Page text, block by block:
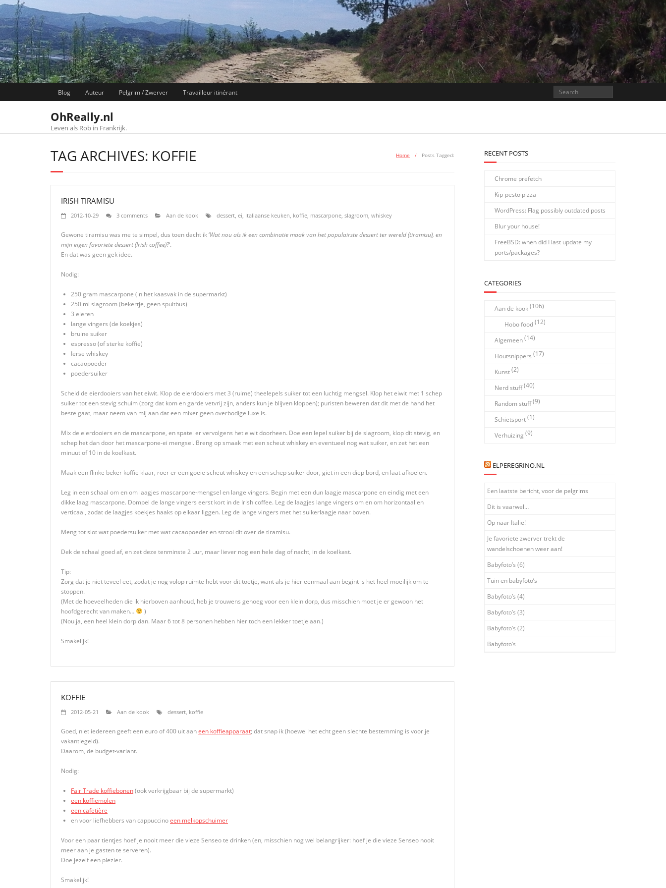
Skip
to
content
Blog Auteur Pelgrim / Zwerver Travailleur itinérant
OhReally.nl
Leven als Rob in Frankrijk.
TAG ARCHIVES: KOFFIE Home / Posts Tagged:
IRISH TIRAMISU
2012-10-29 3 comments Aan de kook dessert, ei, Italiaanse keuken, koffie, mascarpone, slagroom, whiskey
Gewone tiramisu was me te simpel, dus toen dacht ik ‘Wat nou als ik een combinatie maak van het populairste dessert ter wereld (tiramisu), en
mijn eigen favoriete dessert (Irish coffee)?‘.
En dat was geen gek idee.
Nodig:
250 gram mascarpone (in het kaasvak in de supermarkt)
250 ml slagroom (bekertje, geen spuitbus)
3 eieren
lange vingers (de koekjes)
bruine suiker
espresso (of sterke koffie)
Ierse whiskey
cacaopoeder
poedersuiker
Scheid de eierdooiers van het eiwit. Klop de eierdooiers met 3 (ruime) theelepels suiker tot een luchtig mengsel. Klop het eiwit met 1 schep
suiker tot een stevig schuim (zorg dat kom en garde vetvrij zijn, anders kun je blijven kloppen); puristen beweren dat dit met de hand het
beste gaat, maar neem van mij aan dat een mixer geen overbodige luxe is.
Mix de eierdooiers en de mascarpone, en spatel er vervolgens het eiwit doorheen. Doe een lepel suiker bij de slagroom, klop dit stevig, en
schep het dan door het mascarpone-ei mengsel. Breng op smaak met een scheut whiskey en eventueel nog wat suiker, en zet het een
minuut of 10 in de koelkast.
Maak een flinke beker koffie klaar, roer er een goeie scheut whiskey en een schep suiker door, giet in een diep bord, en laat afkoelen.
Leg in een schaal om en om laagjes mascarpone-mengsel en lange vingers. Begin met een dun laagje mascarpone en eindig met een
dikke laag mascarpone. Dompel de lange vingers eerst kort in de Irish coffee. Leg de laagjes lange vingers om en om horizontaal en
verticaal, zodat de laagjes koekjes haaks op elkaar liggen. Leg de lange vingers met het suikerlaagje naar boven.
Meng tot slot wat poedersuiker met wat cacaopoeder en strooi dit over de tiramisu.
Dek de schaal goed af, en zet deze tenminste 2 uur, maar liever nog een hele dag of nacht, in de koelkast.
Tip:
Zorg dat je niet teveel eet, zodat je nog volop ruimte hebt voor dit toetje, want als je hier eenmaal aan begint is het heel moeilijk om te
stoppen.
(Met de hoeveelheden die ik hierboven aanhoud, heb je trouwens genoeg voor een klein dorp, dus misschien moet je er gewoon het
hoofdgerecht van maken…
)
(Nou ja, een heel klein dorp dan. Maar 6 tot 8 personen hebben hier toch een lekker toetje aan.)
Smakelijk!
KOFFIE
2012-05-21 Aan de kook dessert, koffie
Goed, niet iedereen geeft een euro of 400 uit aaneen koffieapparaat; dat snap ik (hoewel het echt geen slechte bestemming is voor je
vakantiegeld).
Daarom, de budget-variant.
Nodig:
Fair Trade koffiebonen(ook verkrijgbaar bij de supermarkt)
een koffiemolen
een cafetière
en voor liefhebbers van cappuccinoeen melkopschuimer
Voor een paar tientjes hoef je nooit meer die vieze Senseo te drinken (en, misschien nog wel belangrijker: hoef je die vieze Senseo nooit
meer aan je gasten te serveren).
Doe jezelf een plezier.
Smakelijk!
RECENT POSTS
Chrome prefetch
Kip-pesto pizza
WordPress: Flag possibly outdated posts
Blur your house!
FreeBSD: when did I last update my
ports/packages?
CATEGORIES
Aan de kook(106)
Hobo food(12)
Algemeen(14)
Houtsnippers (17)
Kunst(2)
Nerd stuff(40)
Random stuff(9)
Schietsport(1)
Verhuizing (9)
ELPEREGRINO.NL
Een laatste bericht, voor de pelgrims
Dit is vaarwel…
Op naar Italië!
Je favoriete zwerver trekt de
wandelschoenen weer aan!
Babyfoto’s (6)
Tuin en babyfoto’s
Babyfoto’s (4)
Babyfoto’s (3)
Babyfoto’s (2)
Babyfoto’s